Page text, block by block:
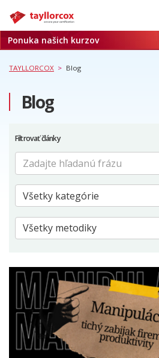
Akadémia
Termíny
Služby
Blog
O nás
Referencie
Ponuka našich kurzov
TAYLLORCOX > Blog
Blog
Filtrovať články